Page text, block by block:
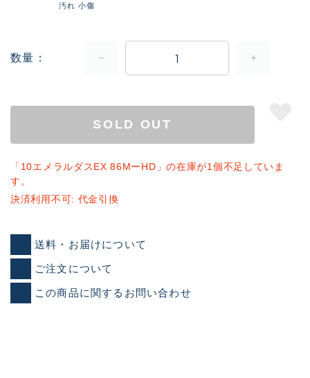
汚れ 小傷
数量
SOLD OUT
「10エメラルダスEX 86MーHD」の在庫が1個不足していま
す。
決済利用不可: 代金引換
送料・お届けについて
ご注文について
この商品に関するお問い合わせ